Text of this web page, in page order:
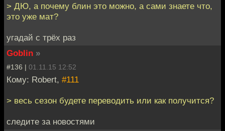
> ДЮ, а почему блин это можно, а сами знаете что,
это уже мат?
угадай с трёх раз
Goblin »
#136 | 01.11.15 12:52
Кому: Robert, #111
> весь сезон будете переводить или как получится?
следите за новостями